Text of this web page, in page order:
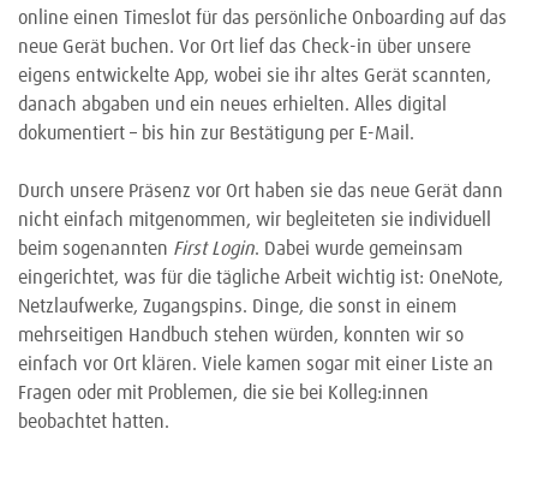
online einen Timeslot für das persönliche Onboarding auf das
neue Gerät buchen. Vor Ort lief das Check-in über unsere
eigens entwickelte App, wobei sie ihr altes Gerät scannten,
danach abgaben und ein neues erhielten. Alles digital
dokumentiert – bis hin zur Bestätigung per E-Mail.
Durch unsere Präsenz vor Ort haben sie das neue Gerät dann
nicht einfach mitgenommen, wir begleiteten sie individuell
beim sogenannten First Login. Dabei wurde gemeinsam
eingerichtet, was für die tägliche Arbeit wichtig ist: OneNote,
Netzlaufwerke, Zugangspins. Dinge, die sonst in einem
mehrseitigen Handbuch stehen würden, konnten wir so
einfach vor Ort klären. Viele kamen sogar mit einer Liste an
Fragen oder mit Problemen, die sie bei Kolleg:innen
beobachtet hatten.